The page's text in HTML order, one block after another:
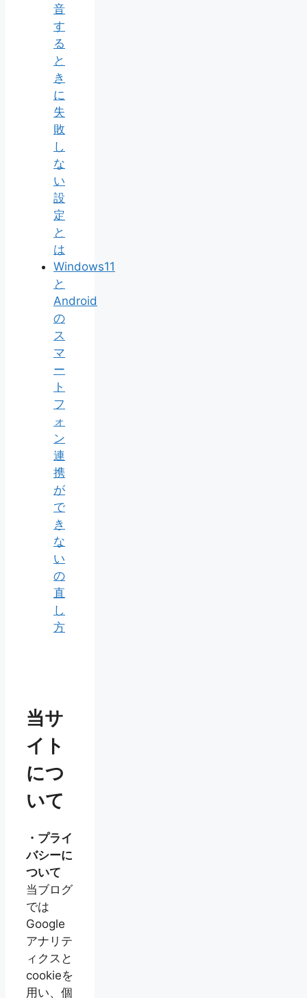
音
す
る
と
き
に
失
敗
し
な
い
設
定
と
は
Windows11
と
Android
の
ス
マ
ー
ト
フ
ォ
ン
連
携
が
で
き
な
い
の
直
し
方
当サ
イト
につ
いて
・プライ
バシーに
ついて
当ブログ
では
Google
アナリテ
ィクスと
cookieを
用い、個